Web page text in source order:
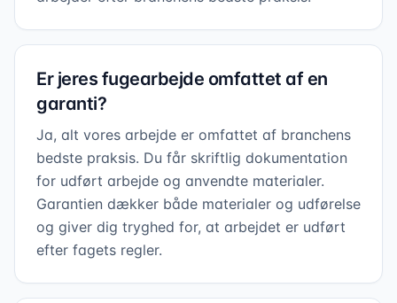
Er jeres fugearbejde omfattet af en
garanti?
Ja, alt vores arbejde er omfattet af branchens
bedste praksis. Du får skriftlig dokumentation
for udført arbejde og anvendte materialer.
Garantien dækker både materialer og udførelse
og giver dig tryghed for, at arbejdet er udført
efter fagets regler.